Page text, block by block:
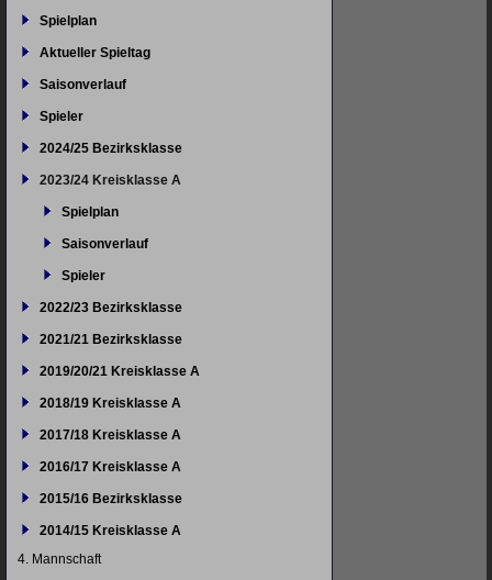
Spielplan
Aktueller Spieltag
Saisonverlauf
Spieler
2024/25 Bezirksklasse
2023/24 Kreisklasse A
Spielplan
Saisonverlauf
Spieler
2022/23 Bezirksklasse
2021/21 Bezirksklasse
2019/20/21 Kreisklasse A
2018/19 Kreisklasse A
2017/18 Kreisklasse A
2016/17 Kreisklasse A
2015/16 Bezirksklasse
2014/15 Kreisklasse A
4. Mannschaft